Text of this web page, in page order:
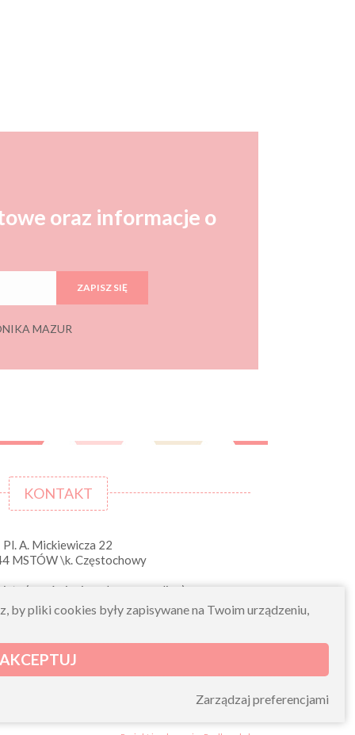
oraz informacje o
ZAPISZ SIĘ
MAZUR
KONTAKT
Pl. A. Mickiewicza 22
MSTÓW \k. Częstochowy
(zamówienia opłacone on-line)
pn-pt 10.00-16.00
+48 34 506 50 60
+48 34 506 50 70
by pliki cookies były zapisywane na Twoim urządzeniu,
Zarządzaj preferencjami